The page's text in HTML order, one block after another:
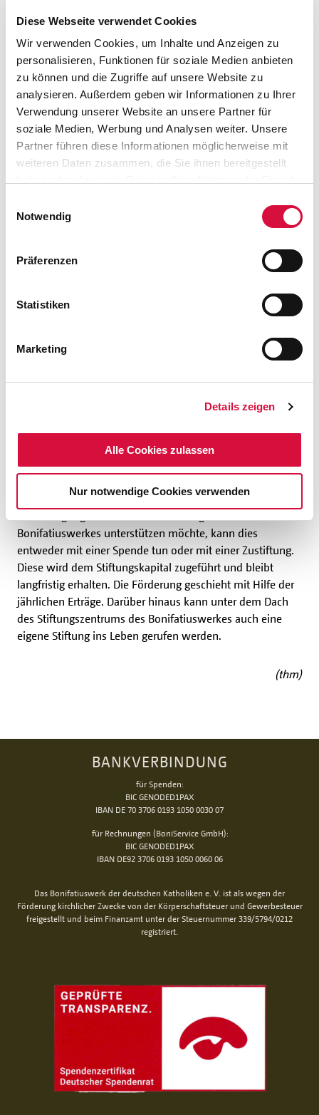
Diese Webseite verwendet Cookies
Wir verwenden Cookies, um Inhalte und Anzeigen zu
personalisieren, Funktionen für soziale Medien anbieten
zu können und die Zugriffe auf unsere Website zu
analysieren. Außerdem geben wir Informationen zu Ihrer
Verwendung unserer Website an unsere Partner für
soziale Medien, Werbung und Analysen weiter. Unsere
Partner führen diese Informationen möglicherweise mit
weiteren Daten zusammen, die Sie ihnen bereitgestellt
Cookies, wenn Sie unsere Webseite weiterhin nutzen.
Notwendig
Präferenzen
Statistiken
Marketing
Details zeigen
Alle Cookies zulassen
Nur notwendige Cookies verwenden
Einrichtungen und Institutionen, die sich solidarisch an die
Seite von Kindern und Jugendlichen stellen. Unterstützt
wurden fünf Projekte mit 3968 Euro: mit jeweils 1000 Euro
der christliche Hospizdienst Dresden, die Koinonia
"Johannes der Täufer" in Chemnitz sowie das Projekt
"Praktikum im Norden". Zur Unterstützung der Arbeit
für Geflüchtete haben der Caritasverband Tromsø 500 Euro
und der Caritasverband Trondheim 467,82 Euro – beide in
Norwegen - erhalten.
Marienstiftung zum Schutz des
mit jeweils 668 Euro das Kinder- und Jugendhaus der
Caritas am Michaelkirchplatz in Berlin sowie das Sankt-
Sozialdienstes katholischer Frauen.
Spende oder Zustiftung
Stiftungen setzen sich dauerhaft für einen bestimmten
Zweck ein. Sie tun dies, indem sie ihr Stiftungskapital
Unterstützung von Projekten gemäß ihrer Stiftungssatzung
Bonifatiuswerkes unterstützen möchte, kann dies
entweder mit einer Spende tun oder mit einer Zustiftung.
Diese wird dem Stiftungskapital zugeführt und bleibt
langfristig erhalten. Die Förderung geschieht mit Hilfe der
jährlichen Erträge. Darüber hinaus kann unter dem Dach
des Stiftungszentrums des Bonifatiuswerkes auch eine
eigene Stiftung ins Leben gerufen werden.
(thm)
BANKVERBINDUNG
für Spenden:
BIC GENODED1PAX
IBAN DE 70 3706 0193 1050 0030 07
für Rechnungen (BoniService GmbH):
BIC GENODED1PAX
IBAN DE92 3706 0193 1050 0060 06
Das Bonifatiuswerk der deutschen Katholiken e. V. ist als wegen der
Förderung kirchlicher Zwecke von der Körperschaftsteuer und Gewerbesteuer
freigestellt und beim Finanzamt unter der Steuernummer 339/5794/0212
registriert.